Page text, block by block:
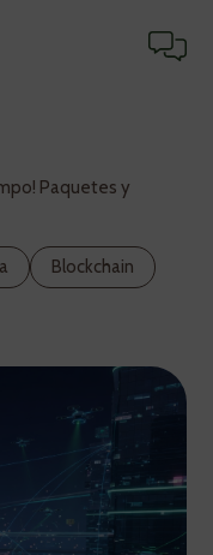
Paquetes y
Blockchain